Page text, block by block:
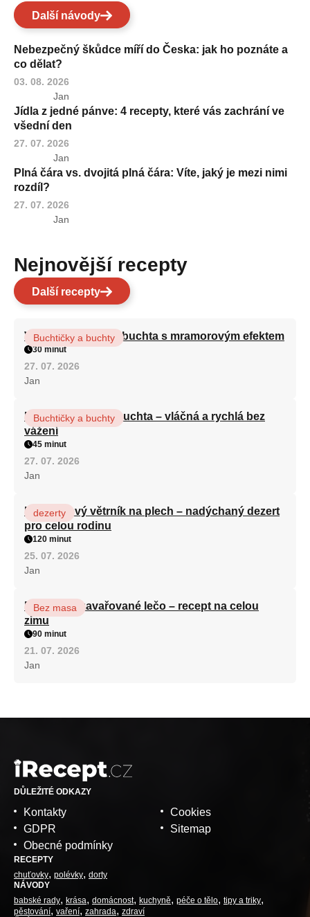
Další návody
Nebezpečný škůdce míří do Česka: jak ho poznáte a
co dělat?
03. 08. 2026
Jan
Jídla z jedné pánve: 4 recepty, které vás zachrání ve
všední den
27. 07. 2026
Jan
Plná čára vs. dvojitá plná čára: Víte, jaký je mezi nimi
rozdíl?
27. 07. 2026
Jan
Nejnovější recepty
Další recepty
Vláčná olejová litá buchta s mramorovým efektem
Buchtičky a buchty
30 minut
27. 07. 2026
Jan
Hrnková maková buchta – vláčná a rychlá bez
vážení
Buchtičky a buchty
45 minut
27. 07. 2026
Jan
Karamelový větrník na plech – nadýchaný dezert
pro celou rodinu
dezerty
120 minut
25. 07. 2026
Jan
Babiččino zavařované lečo – recept na celou
zimu
Bez masa
90 minut
21. 07. 2026
Jan
DŮLEŽITÉ ODKAZY
Kontakty
GDPR
Obecné podmínky
Cookies
Sitemap
RECEPTY
chuťovky polévky dorty
NÁVODY
babské rady krása domácnost kuchyně péče o tělo tipy a triky
pěstování vaření zahrada
zdraví